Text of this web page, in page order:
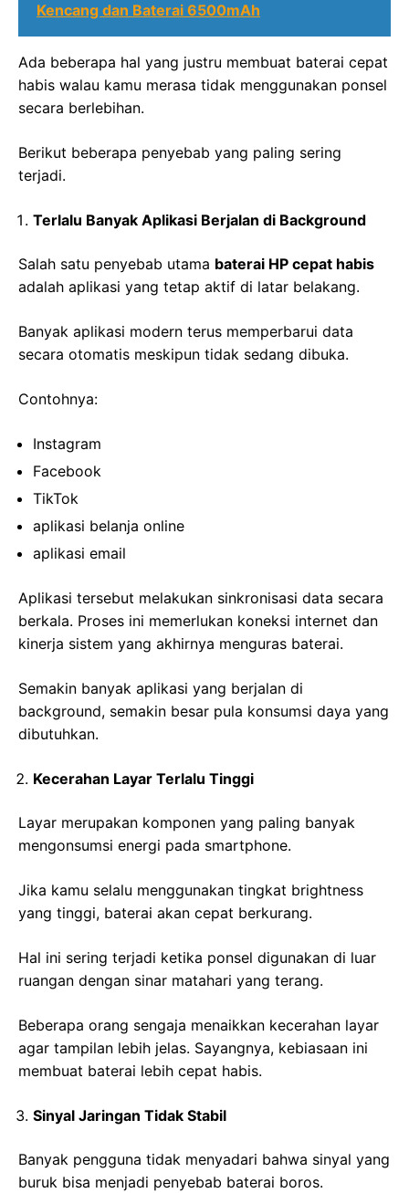
Kencang dan Baterai 6500mAh
Ada beberapa hal yang justru membuat baterai cepat
habis walau kamu merasa tidak menggunakan ponsel
secara berlebihan.
Berikut beberapa penyebab yang paling sering
terjadi.
Terlalu Banyak Aplikasi Berjalan di Background
Salah satu penyebab utama baterai HP cepat habis
adalah aplikasi yang tetap aktif di latar belakang.
Banyak aplikasi modern terus memperbarui data
secara otomatis meskipun tidak sedang dibuka.
Contohnya:
Instagram
Facebook
TikTok
aplikasi belanja online
aplikasi email
Aplikasi tersebut melakukan sinkronisasi data secara
berkala. Proses ini memerlukan koneksi internet dan
kinerja sistem yang akhirnya menguras baterai.
Semakin banyak aplikasi yang berjalan di
background, semakin besar pula konsumsi daya yang
dibutuhkan.
Kecerahan Layar Terlalu Tinggi
Layar merupakan komponen yang paling banyak
mengonsumsi energi pada smartphone.
Jika kamu selalu menggunakan tingkat brightness
yang tinggi, baterai akan cepat berkurang.
Hal ini sering terjadi ketika ponsel digunakan di luar
ruangan dengan sinar matahari yang terang.
Beberapa orang sengaja menaikkan kecerahan layar
agar tampilan lebih jelas. Sayangnya, kebiasaan ini
membuat baterai lebih cepat habis.
Sinyal Jaringan Tidak Stabil
Banyak pengguna tidak menyadari bahwa sinyal yang
buruk bisa menjadi penyebab baterai boros.